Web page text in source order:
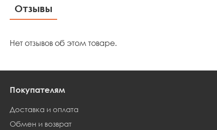
Отзывы
Нет отзывов об этом товаре.
Покупателям
Доставка и оплата
Обмен и возврат